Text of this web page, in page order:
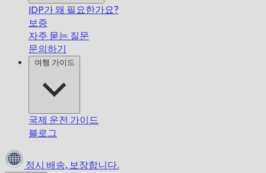
IDP가 왜 필요한가요?
보증
자주 묻는 질문
문의하기
여행 가이드
국제 운전 가이드
블로그
정시 배송, 보장합니다.